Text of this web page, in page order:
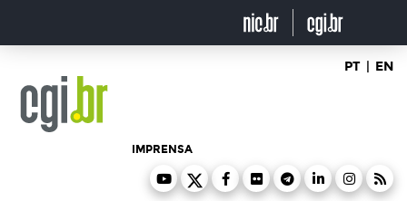
o
PT | EN
IMPRENSA